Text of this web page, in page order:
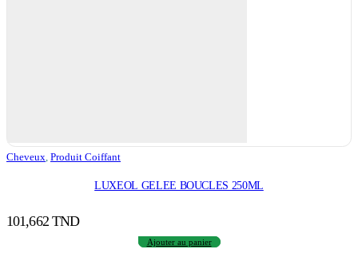
Cheveux Produit Coiffant
LUXEOL GELEE BOUCLES 250ML
101,662 TND
Ajouter au panier